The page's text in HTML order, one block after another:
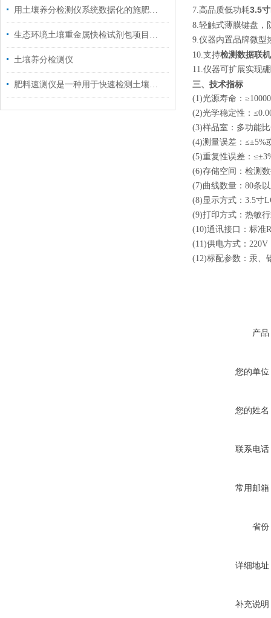
用土壤养分检测仪系统数据化的施肥种植方案
生态环境土壤重金属快检试剂包项目技术参数
土壤养分检测仪
肥料速测仪是一种用于快速检测土壤和肥料中营养素成分的工具
7.高品质低功耗3.5
8.轻触式薄膜键盘，
9.仪器内置品牌微型
10.支持检测数据联
11.仪器可扩展实现
三、 技术指标
(1)光源寿命：
(2)光学稳定性：
(3)样品室：多功能
(4)测量误差：≤±5%
(5)重复性误差：
(6)存储空间：检测
(7)曲线数量：80条
(8)显示方式：3.5寸
(9)打印方式：热敏
(10)通讯接口：标准
(11)供电方式：220V
(12)标配参数：汞、
产品
您的单位
您的姓名
联系电话
常用邮箱
省份
详细地址
补充说明